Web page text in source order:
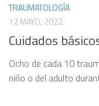
TRAUMATOLOGÍA
12 MAYO, 2022
Cuidados
Ocho de cada 10
niño o del adulto